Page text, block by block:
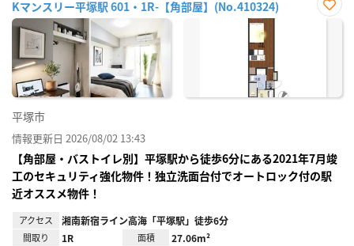
Kマンスリー平塚駅 601・1R-【角部屋】(No.410324)
お気
平塚市
情報更新日 2026/08/02 13:43
【角部屋・バストイレ別】平塚駅から徒歩6分にある2021年7月竣
工のセキュリティ強化物件！独立洗面台付でオートロック付の駅
近オススメ物件！
アクセス 湘南新宿ライン高海「平塚駅」徒歩6分
間取り 1R 面積 27.06m²